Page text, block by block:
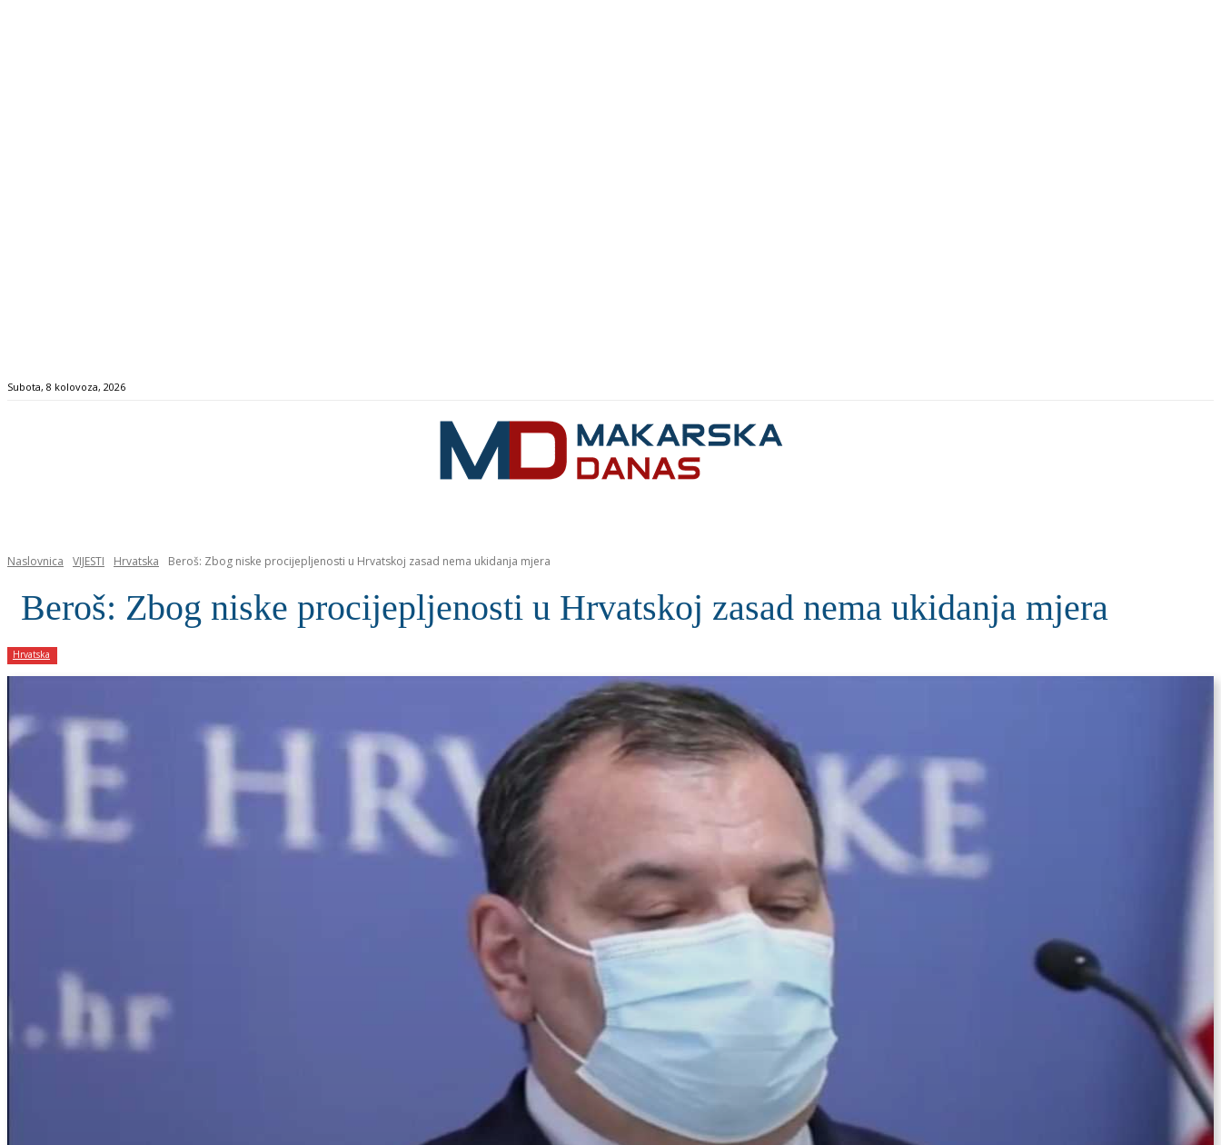
Subota, 8 kolovoza, 2026
Naslovnica VIJESTI Hrvatska Beroš: Zbog niske procijepljenosti u Hrvatskoj zasad nema ukidanja mjera
Beroš: Zbog niske procijepljenosti u Hrvatskoj zasad nema ukidanja mjera
Hrvatska